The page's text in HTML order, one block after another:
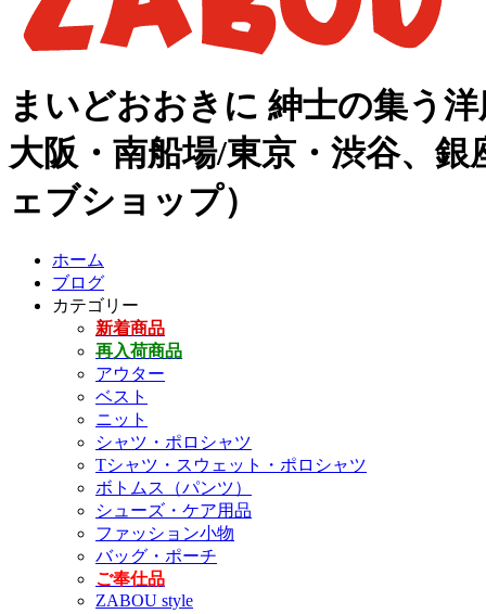
まいどおおきに 紳士の集う
大阪・南船場/東京・渋谷、
ェブショップ）
ホーム
ブログ
カテゴリー
新着商品
再入荷商品
アウター
ベスト
ニット
シャツ・ポロシャツ
Tシャツ・スウェット・ポロシャツ
ボトムス（パンツ）
シューズ・ケア用品
ファッション小物
バッグ・ポーチ
ご奉仕品
ZABOU style